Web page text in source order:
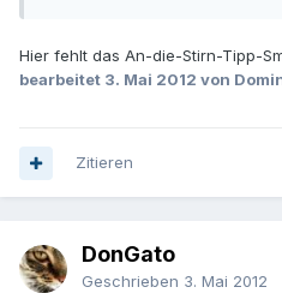
Hier fehlt das An-die-Stirn-Tipp-
bearbeitet 3. Mai 2012 von
Zitieren
DonGato
Geschrieben 3. Mai 2012